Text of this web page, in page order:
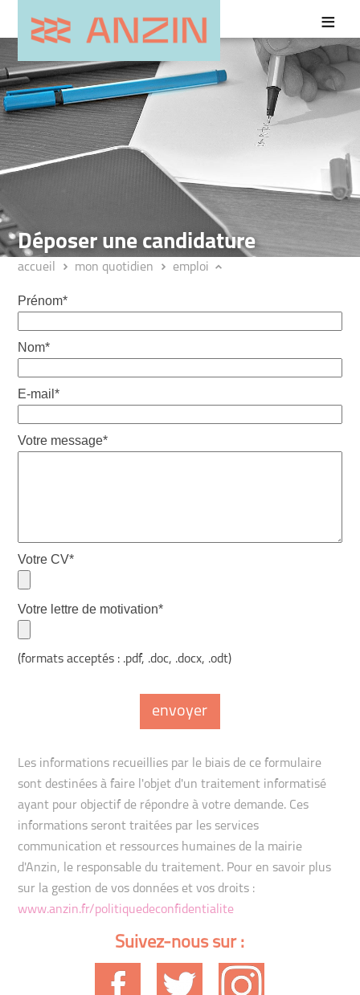
Déposer une candidature
accueil mon quotidien emploi
Prénom*
Nom*
E-mail*
Votre message*
Votre CV*
Votre lettre de motivation*
(formats acceptés : .pdf, .doc, .docx, .odt)
Les informations recueillies par le biais de ce formulaire
sont destinées à faire l'objet d'un traitement informatisé
ayant pour objectif de répondre à votre demande. Ces
informations seront traitées par les services
communication et ressources humaines de la mairie
d'Anzin, le responsable du traitement. Pour en savoir plus
sur la gestion de vos données et vos droits :
www.anzin.fr/politiquedeconfidentialite
Suivez-nous sur :